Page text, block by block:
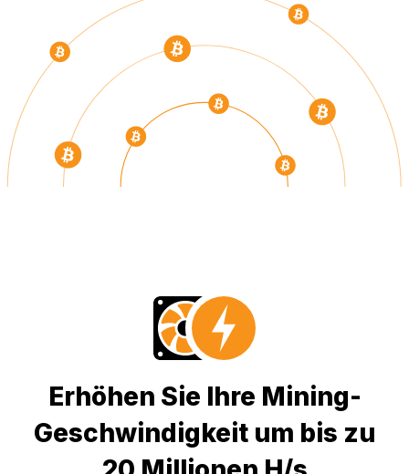
Erhöhen Sie Ihre Mining-
Geschwindigkeit um bis zu